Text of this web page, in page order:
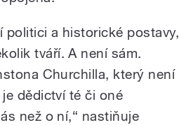
politici a historické postavy,
tváří. A není sám.
Churchilla, který není
dědictví té či oné
než o ní,“ nastiňuje